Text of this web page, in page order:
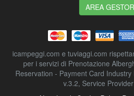
AREA
icampeggi.com e tuviaggi.com
per i servizi di Prenotazione
Reservation - Payment Card
v.3.2, Service